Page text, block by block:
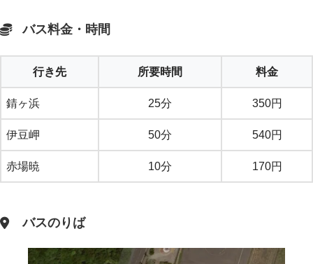
バス料金・時間
行き先 所要時間 料金
錆ヶ浜 25分 350円
伊豆岬 50分 540円
赤場暁 10分 170円
バスのりば